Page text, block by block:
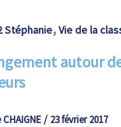
Stéphanie,Vie de la
autour
CHAIGNE/ 23 février 2017